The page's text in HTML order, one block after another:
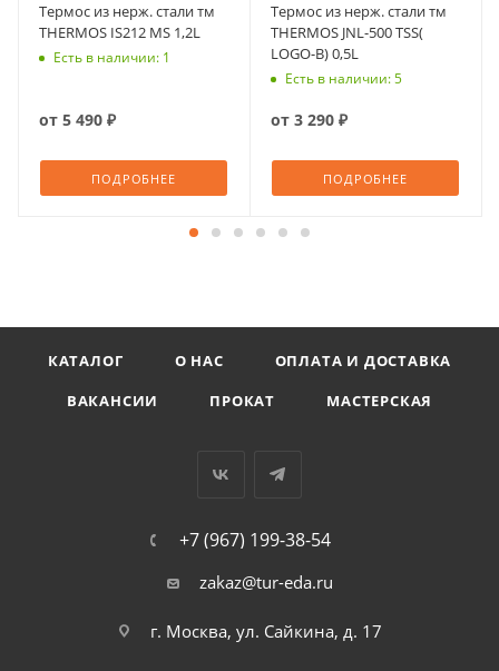
Термос из нерж. стали тм
THERMOS IS212 MS 1,2L
Есть в наличии: 1
от 5 490 ₽
ПОДРОБНЕЕ
Термос из нерж. стали тм
THERMOS JNL-500 TSS(
LOGO-B) 0,5L
Есть в наличии: 5
от 3 290 ₽
ПОДРОБНЕЕ
КАТАЛОГ О НАС
ОПЛАТА И ДОСТАВКА
ВАКАНСИИ
ПРОКАТ МАСТЕРСКАЯ
+7 (967) 199-38-54
zakaz@tur-eda.ru
г. Москва, ул. Сайкина, д. 17